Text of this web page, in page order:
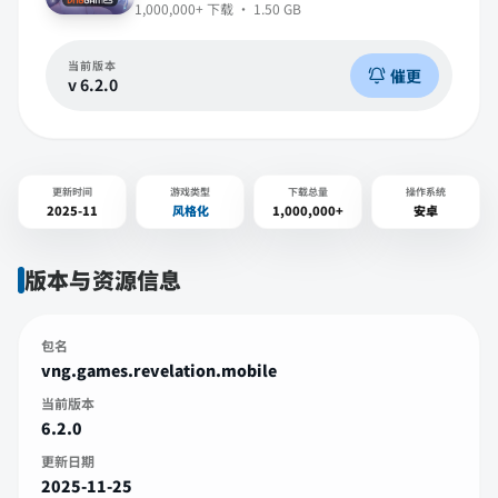
1,000,000+ 下载 · 1.50 GB
当前版本
v6.2.0 催更
更新时间
2025-11
游戏类型
风格化
下载总量
1,000,000+
操作系统
安卓
版本与资源信息
包名
vng.games.revelation.mobile
当前版本
6.2.0
更新日期
2025-11-25